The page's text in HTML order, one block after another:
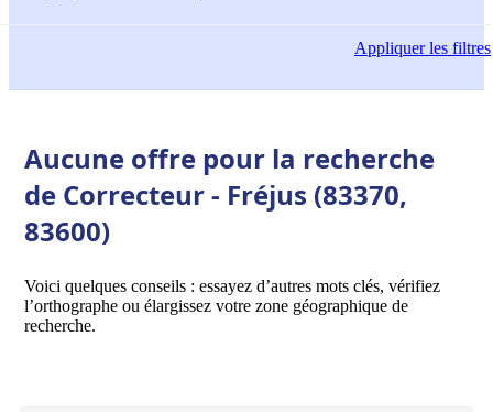
Appliquerles filtres
Aucune offre pour la recherche
de Correcteur - Fréjus (83370,
83600)
Voici quelques conseils : essayez d’autres mots clés, vérifiez
l’orthographe ou élargissez votre zone géographique de
recherche.